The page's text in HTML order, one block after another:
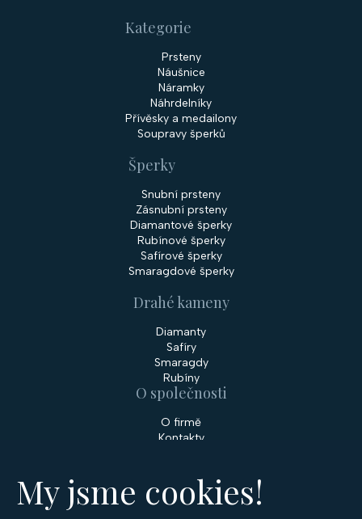
My jsme cookies!
Kategorie
Prsteny
Náušnice
Náramky
Náhrdelníky
Přívěsky a medailony
Soupravy šperků
Šperky
Snubní prsteny
Zásnubní prsteny
Diamantové šperky
Rubínové šperky
Safírové šperky
Smaragdové šperky
Drahé kameny
Diamanty
Safíry
Smaragdy
Rubíny
O společnosti
O firmě
Kontakty
Služby